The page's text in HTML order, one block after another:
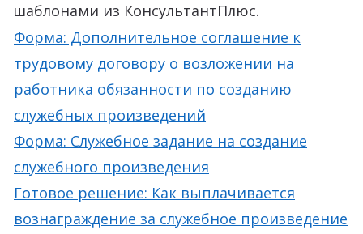
шаблонами из КонсультантПлюс.
Форма: Дополнительное соглашение к
трудовому договору о возложении на
работника обязанности по созданию
служебных произведений
Форма: Служебное задание на создание
служебного произведения
Готовое решение: Как выплачивается
вознаграждение за служебное произведение